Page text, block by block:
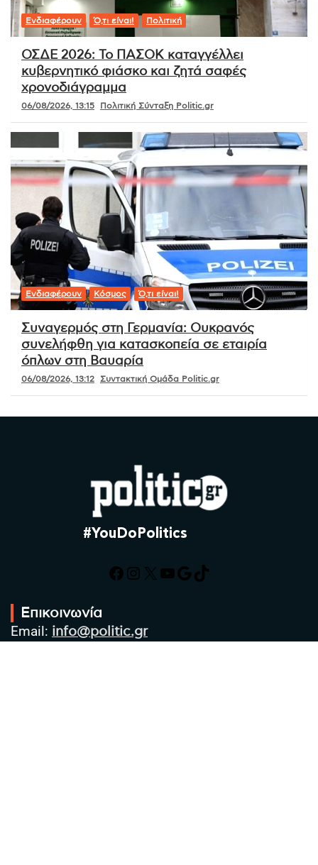
Ενδιαφέρουν Ό,τι είναι! Πολιτική
ΟΣΔΕ 2026: Το ΠΑΣΟΚ καταγγέλλει
κυβερνητικό φιάσκο και ζητά σαφές
χρονοδιάγραμμα
06/08/2026, 13:15 Πολιτική Σύνταξη Politic.gr
Ενδιαφέρουν Κόσμος Ό,τι είναι!
Συναγερμός στη Γερμανία: Ουκρανός
συνελήφθη για κατασκοπεία σε εταιρία
όπλων στη Βαυαρία
06/08/2026, 13:12 Συντακτική Ομάδα Politic.gr
#YouDoPolitics
Facebook
Instagram
X YouTube
Google
TikTok
Επικοινωνία
Email: info@politic.gr